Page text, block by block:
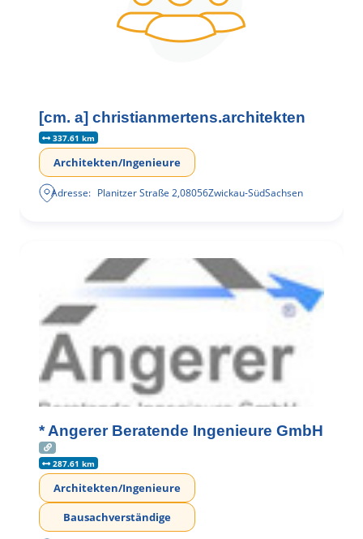
[cm. a] christianmertens.architekten
337.61 km
Architekten/Ingenieure
Adresse: Planitzer Straße 2,08056Zwickau-SüdSachsen
* Angerer Beratende Ingenieure GmbH
287.61 km
Architekten/Ingenieure
Bausachverständige